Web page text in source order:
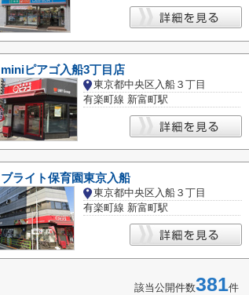
miniピアゴ入船3丁目店
東京都中央区入船３丁目
有楽町線 新富町駅
ブライト保育園東京入船
東京都中央区入船３丁目
有楽町線 新富町駅
該当公開件数381件